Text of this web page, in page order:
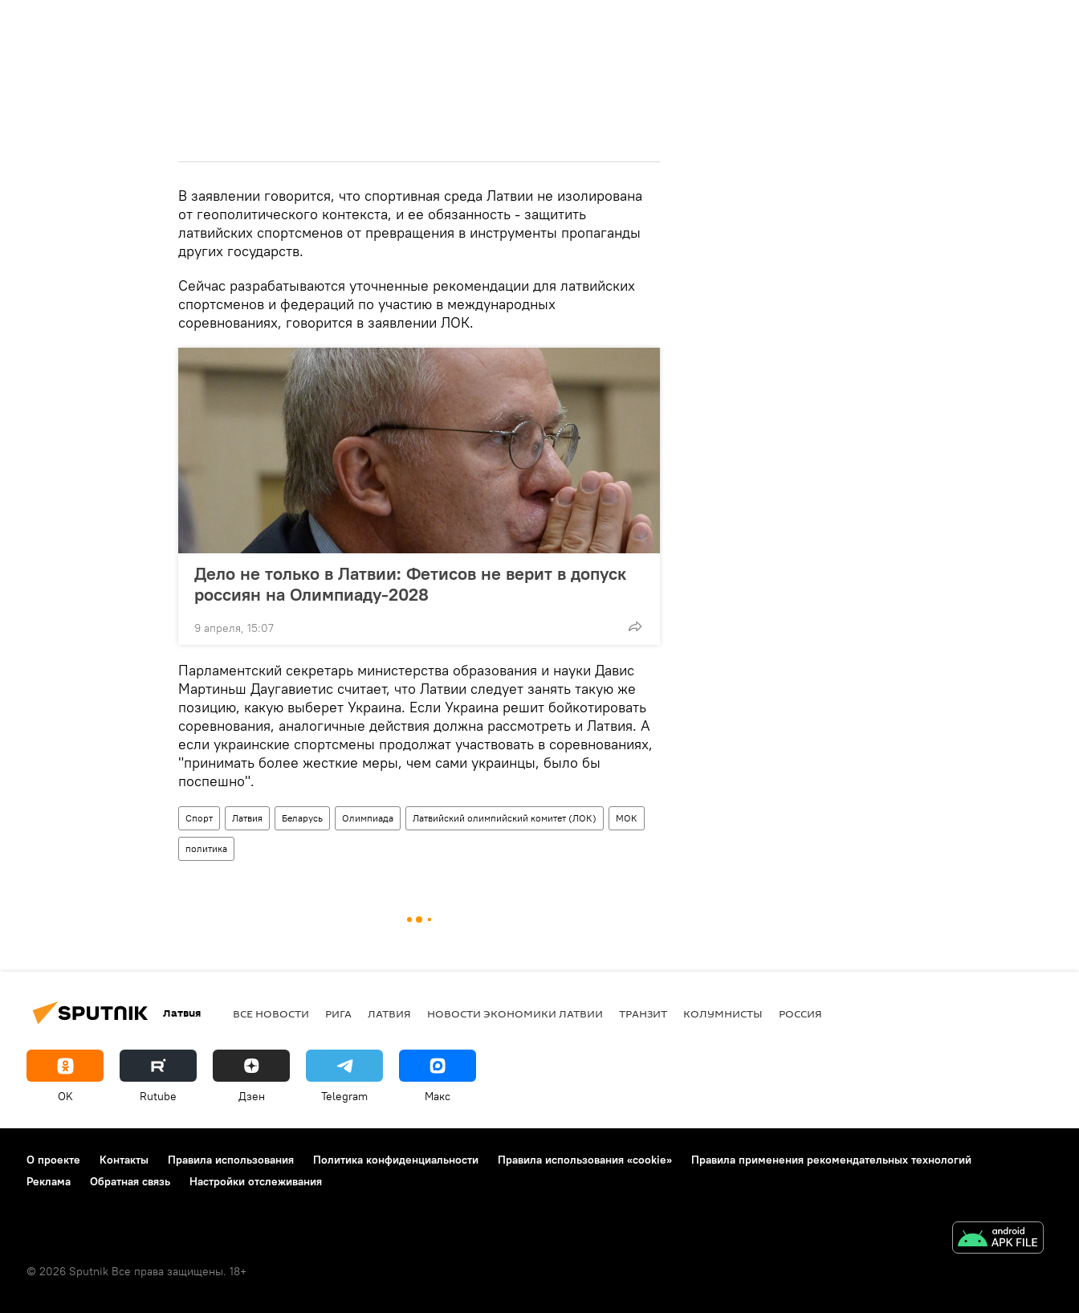
В заявлении говорится, что спортивная среда Латвии не изолирована
от геополитического контекста, и ее обязанность - защитить
латвийских спортсменов от превращения в инструменты пропаганды
других государств.
Сейчас разрабатываются уточненные рекомендации для латвийских
спортсменов и федераций по участию в международных
соревнованиях, говорится в заявлении ЛОК.
Дело не только в Латвии: Фетисов не верит в допуск
россиян на Олимпиаду-2028
9 апреля, 15:07
Парламентский секретарь министерства образования и науки Давис
Мартиньш Даугавиетис считает, что Латвии следует занять такую же
позицию, какую выберет Украина. Если Украина решит бойкотировать
соревнования, аналогичные действия должна рассмотреть и Латвия. А
если украинские спортсмены продолжат участвовать в соревнованиях,
"принимать более жесткие меры, чем сами украинцы, было бы
поспешно".
Спорт Латвия Беларусь Олимпиада Латвийский олимпийский комитет (ЛОК) МОК
политика
Латвия ВСЕ НОВОСТИ РИГА ЛАТВИЯ НОВОСТИ ЭКОНОМИКИ ЛАТВИИ ТРАНЗИТ КОЛУМНИСТЫ РОССИЯ
OK Rutube Дзен Telegram Макс
О проекте Контакты Правила использования Политика конфиденциальности Правила использования «cookie»
Правила применения рекомендательных технологий
Реклама
Обратная связь Настройки отслеживания
© 2026 Sputnik Все права защищены. 18+